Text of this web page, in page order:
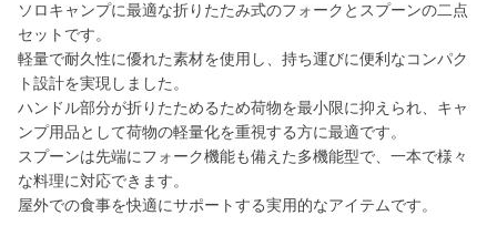
ソロキャンプに最適な折りたたみ式のフォークとスプーンの二点
セットです。
軽量で耐久性に優れた素材を使用し、持ち運びに便利なコンパク
ト設計を実現しました。
ハンドル部分が折りたためるため荷物を最小限に抑えられ、キャ
ンプ用品として荷物の軽量化を重視する方に最適です。
スプーンは先端にフォーク機能も備えた多機能型で、一本で様々
な料理に対応できます。
屋外での食事を快適にサポートする実用的なアイテムです。